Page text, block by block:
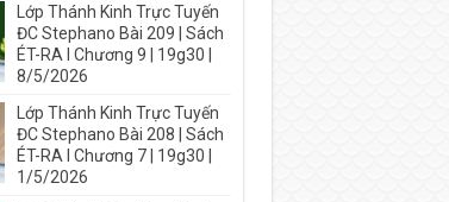
Lớp Thánh Kinh Trực Tuyến
ĐC Stephano Bài 209 | Sách
ÉT-RA I Chương 9 | 19g30 |
8/5/2026
Lớp Thánh Kinh Trực Tuyến
ĐC Stephano Bài 208 | Sách
ÉT-RA I Chương 7 | 19g30 |
1/5/2026